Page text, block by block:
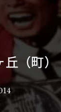
丘（町）